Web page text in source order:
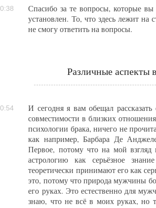
Спасибо за те вопросы, которые
установлен. То, что здесь лежит на
не смогу ответить на вопросы.
Различные аспекты
И сегодня я вам обещал
совместимости в близких
психологии брака, ничего не
как например, Барбара Де
Первое, потому что на мой
астрологию как серьёзное
теоретически принимают его как
это, потому что природа мужчины
его руках. Это естественно для
знаю, что не всё в моих руках, но